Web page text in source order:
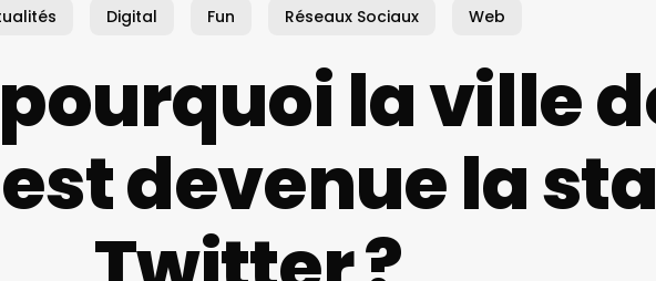
Digital Fun Réseaux Sociaux Web
la ville
devenue la